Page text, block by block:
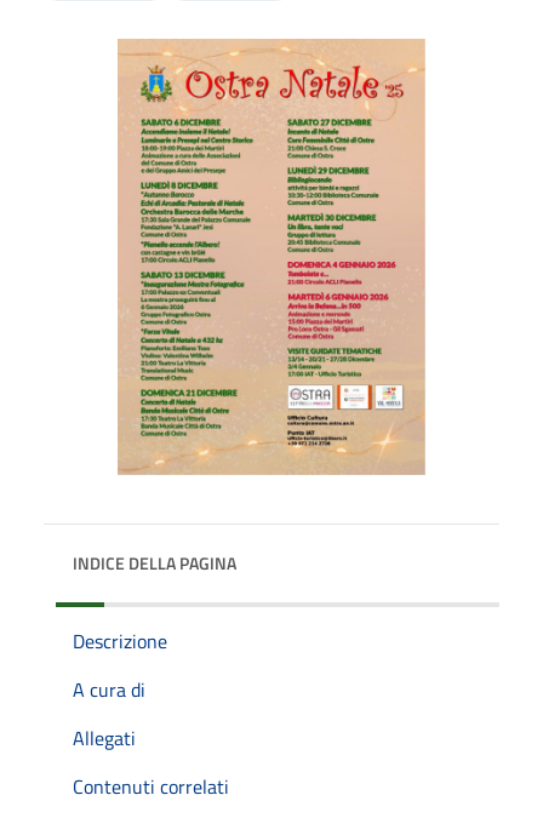
INDICE DELLA PAGINA
Descrizione
A cura di
Allegati
Contenuti correlati